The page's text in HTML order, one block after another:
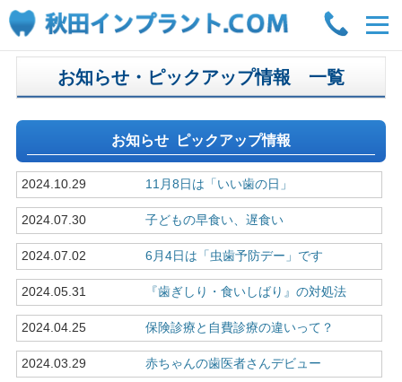
メ
ニ
開
お知らせ・ピックアップ情報 一覧
お知らせ ピックアップ情報
2024.10.29 11月8日は「いい歯の日」
2024.07.30 子どもの早食い、遅食い
2024.07.02 6月4日は「虫歯予防デー」です
2024.05.31 『歯ぎしり・食いしばり』の対処法
2024.04.25 保険診療と自費診療の違いって？
2024.03.29 赤ちゃんの歯医者さんデビュー